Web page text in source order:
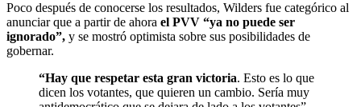
Poco después de conocerse los resultados, Wilders fue categórico al
anunciar que a partir de ahora el PVV “ya no puede ser
ignorado”, y se mostró optimista sobre sus posibilidades de
gobernar.
“Hay que respetar esta gran victoria. Esto es lo que
dicen los votantes, que quieren un cambio. Sería muy